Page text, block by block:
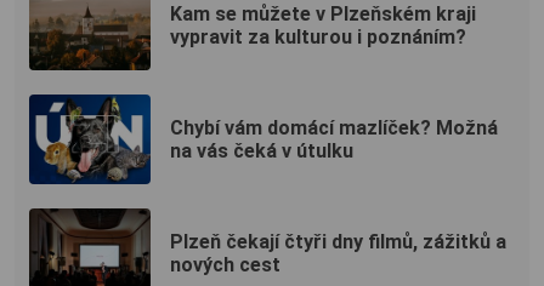
Kam se můžete v Plzeňském kraji
vypravit za kulturou i poznáním?
Chybí vám domácí mazlíček? Možná
na vás čeká v útulku
Plzeň čekají čtyři dny filmů, zážitků a
nových cest